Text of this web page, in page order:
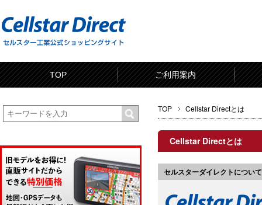
TOP ご利用案内
TOP Cellstar Directとは
Cellstar Directとは
セルスターダイレクトについて